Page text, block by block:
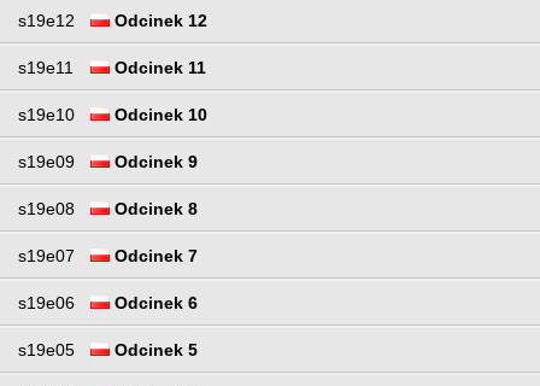
s19e12 Odcinek 12
s19e11 Odcinek 11
s19e10 Odcinek 10
s19e09 Odcinek 9
s19e08 Odcinek 8
s19e07 Odcinek 7
s19e06 Odcinek 6
s19e05 Odcinek 5